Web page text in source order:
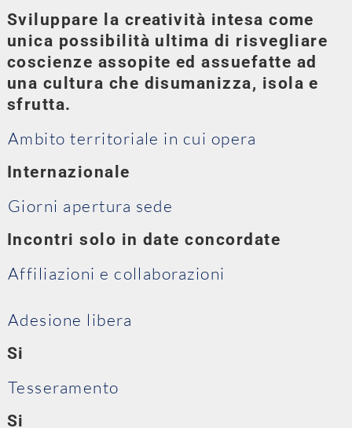
Sviluppare la creatività intesa come
unica possibilità ultima di risvegliare
coscienze assopite ed assuefatte ad
una cultura che disumanizza, isola e
sfrutta.
Ambito territoriale in cui opera
Internazionale
Giorni apertura sede
Incontri solo in date concordate
Affiliazioni e collaborazioni
Adesione libera
Si
Tesseramento
Si